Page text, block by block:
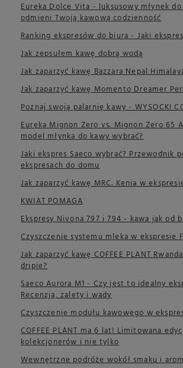
Eureka Dolce Vita - luksusowy młynek
odmieni Twoją kawową codzienność
Ranking ekspresów do biura - Jaki
Jak zepsułem kawę dobrą wodą
Jak zaparzyć kawę Bazzara Nepal
Jak zaparzyć kawę Momento Dreamer
Poznaj swoją palarnię kawy - WYSOCKI
Eureka Mignon Zero vs. Mignon Zero 65
model młynka do kawy wybrać?
Jaki ekspres Saeco wybrać? Przewodnik
ekspresach do domu
Jak zaparzyć kawę MRC. Kenia w
KWIAT POMAGA
Ekspresy Nivona 797 i 794 - kawa jak od
Czyszczenie systemu mleka w ekspresie
Jak zaparzyć kawę COFFEE PLANT
dripie?
Saeco Aurora M1 - Czy jest to idealny
Recenzja, zalety i wady
Czyszczenie modułu kawowego w
COFFEE PLANT ma 6 lat! Limitowana
kolekcjonerów i nie tylko
Wewnętrzne podróże wokół smaku i